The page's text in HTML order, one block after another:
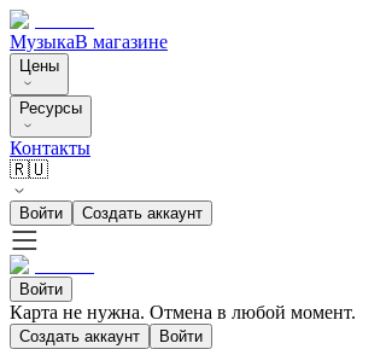
МузыкаВ магазине
Цены
Ресурсы
Контакты
🇷🇺
Войти Создать аккаунт
Войти
Карта не нужна. Отмена в любой момент.
Создать аккаунт Войти